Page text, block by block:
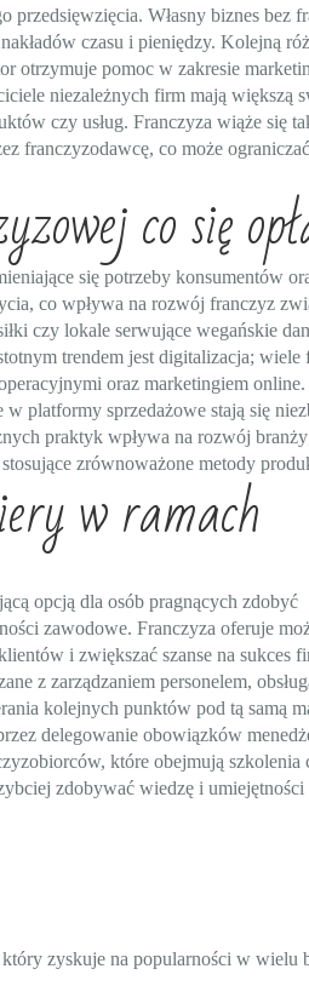
przedsięwzięcia. Własny biznes bez
czasu i pieniędzy. Kolejną
otrzymuje pomoc w zakresie
niezależnych firm mają większą
czy usług. Franczyza wiąże się
franczyzodawcę, co może ograniczać
co się
się potrzeby konsumentów
co wpływa na rozwój franczyz
czy lokale serwujące wegańskie
trendem jest digitalizacja; wiele
oraz marketingiem
platformy sprzedażowe stają się
praktyk wpływa na rozwój
zrównoważone metody
w ramach
opcją dla osób pragnących zdobyć
zawodowe. Franczyza oferuje
i zwiększać szanse na sukces
z zarządzaniem personelem,
kolejnych punktów pod tą samą
delegowanie obowiązków
które obejmują szkolenia
zdobywać wiedzę i umiejętności
zyskuje na popularności w wielu